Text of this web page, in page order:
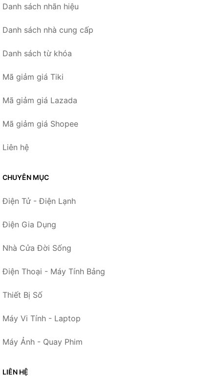
Danh sách nhãn hiệu
Danh sách nhà cung cấp
Danh sách từ khóa
Mã giảm giá Tiki
Mã giảm giá Lazada
Mã giảm giá Shopee
Liên hệ
CHUYÊN MỤC
Điện Tử - Điện Lạnh
Điện Gia Dụng
Nhà Cửa Đời Sống
Điện Thoại - Máy Tính Bảng
Thiết Bị Số
Máy Vi Tính - Laptop
Máy Ảnh - Quay Phim
LIÊN HỆ